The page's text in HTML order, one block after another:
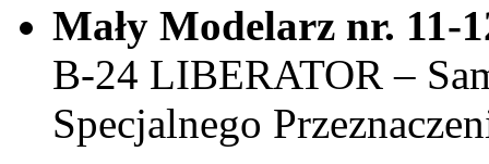
Mały Modelarz nr. 11-
B-24 LIBERATOR –
Specjalnego